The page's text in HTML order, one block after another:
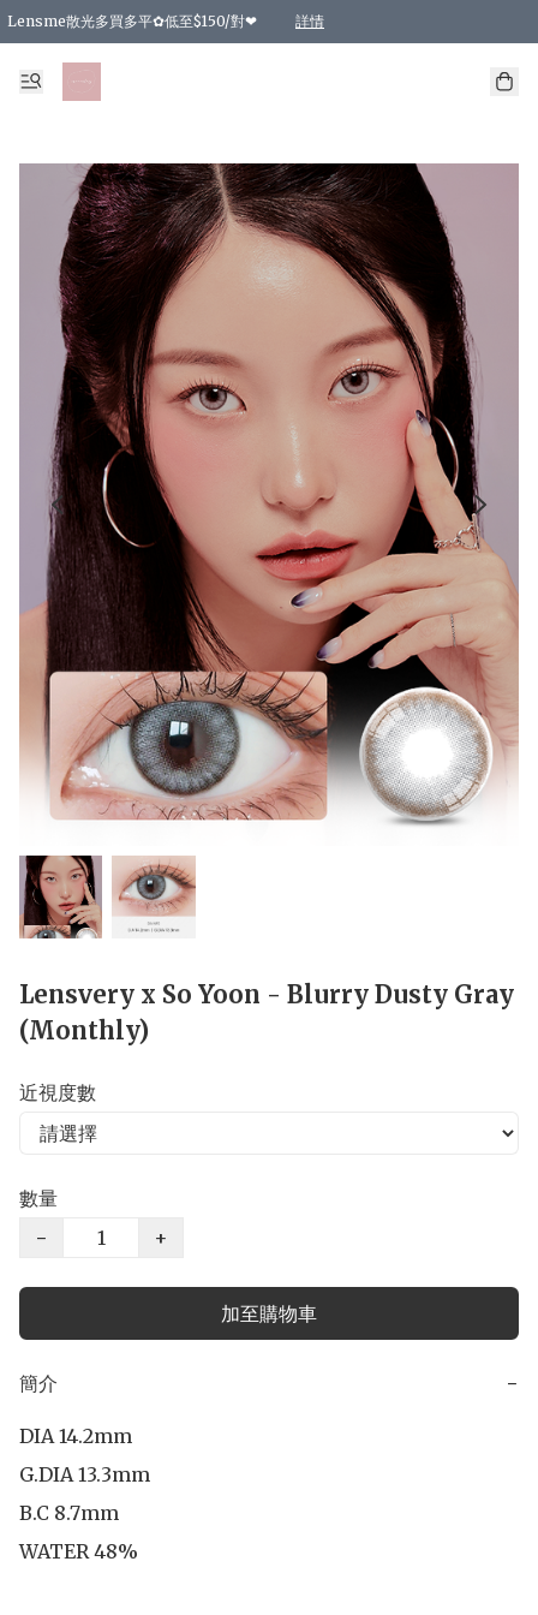
Lensme散光多買多平✿低至$150/對❤ 詳情
台灣Karacon⁩✧日拋 特價清貨❁⃘
日本韓國多款日/月拋現貨☼ 特價❤︎數量有限 售完即止
🇰🇷韓國多款月拋現貨 特價兩對$99✿數量有限 售完即止♫
精選商品，任選買2件或以上9 折；買4件或以上85 折；買6件或以上8 折
精選商品，任選買2件HKD 140.00；買4件HKD 260.00
精選商品，任選買2件HKD 190.00；買4件HKD 360.00
精選商品，任選買2件HKD 110.00；買4件HKD 180.00
精選商品，任選買2件HKD 170.00；買4件HKD 320.00
精選商品，任選買2件或以上減HKD 148.00
精選商品，任選買2件或以上減HKD 148.00
精選商品，任選買2件或以上95 折；買4件或以上9 折；買6件或以上85 折；買8件
精選商品，任選買12件或以上87 折
精選商品，任選買2件或以上減HKD 16.00；買4件或以上減HKD 32.00；買6
精選商品，任選買2件或以上95 折；買4件或以上9 折；買8件或以上85 折；買12
購物滿 HKD 800.00即享免運費優惠！（適用於 特定的送貨方式 )
Lensvery x So Yoon - Blurry Dusty Gray
(Monthly)
近視度數
數量
−
+
加至購物車
簡介 −
DIA 14.2mm
G.DIA 13.3mm
B.C 8.7mm
WATER 48%